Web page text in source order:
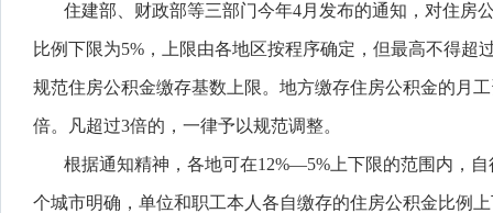
住建部、财政部等三部门今年4月发布的通知，对住房
比例下限为5%，上限由各地区按程序确定，但最高不得超
规范住房公积金缴存基数上限。地方缴存住房公积金的月
倍。凡超过3倍的，一律予以规范调整。
根据通知精神，各地可在12%—5%上下限的范围内，
个城市明确，单位和职工本人各自缴存的住房公积金比例